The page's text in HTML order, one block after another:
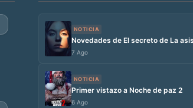
NOTICIA
Novedades de El secreto de La
7 Ago
NOTICIA
Primer vistazo a Noche de paz 2
6 Ago